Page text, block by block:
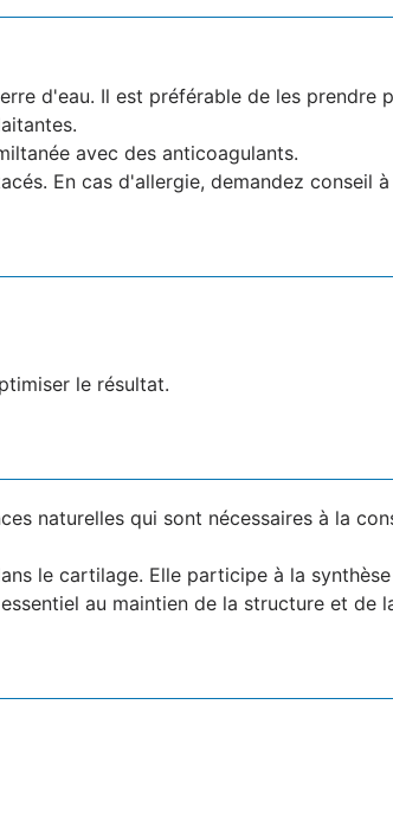
d'eau. Il est préférable de les prendre
avec des anticoagulants.
En cas d'allergie, demandez conseil
le résultat.
naturelles qui sont nécessaires à la
le cartilage. Elle participe à la
au maintien de la structure et de